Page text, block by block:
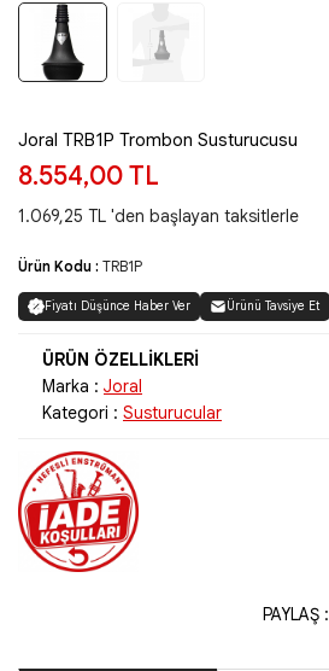
Joral TRB1P Trombon Susturucusu
8.554,00 TL
1.069,25 TL 'den başlayan taksitlerle
Ürün Kodu : TRB1P
Fiyatı Düşünce Haber Ver Ürünü Tavsiye Et
Marka : Joral
Kategori : Susturucular
PAYLAŞ :